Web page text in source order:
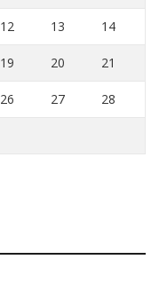
12 13 14
19 20 21
26 27 28